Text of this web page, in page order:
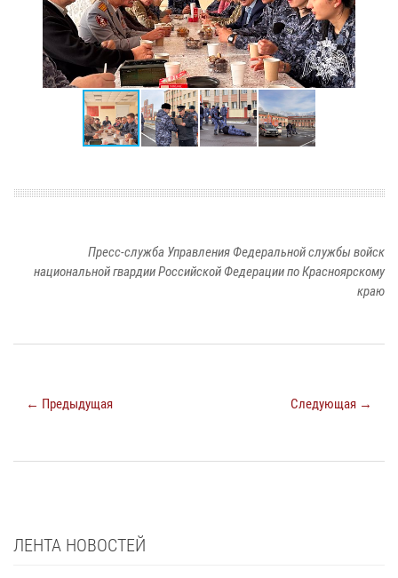
Пресс-служба Управления Федеральной службы войск
национальной гвардии Российской Федерации по Красноярскому
краю
← Предыдущая Следующая →
ЛЕНТА НОВОСТЕЙ